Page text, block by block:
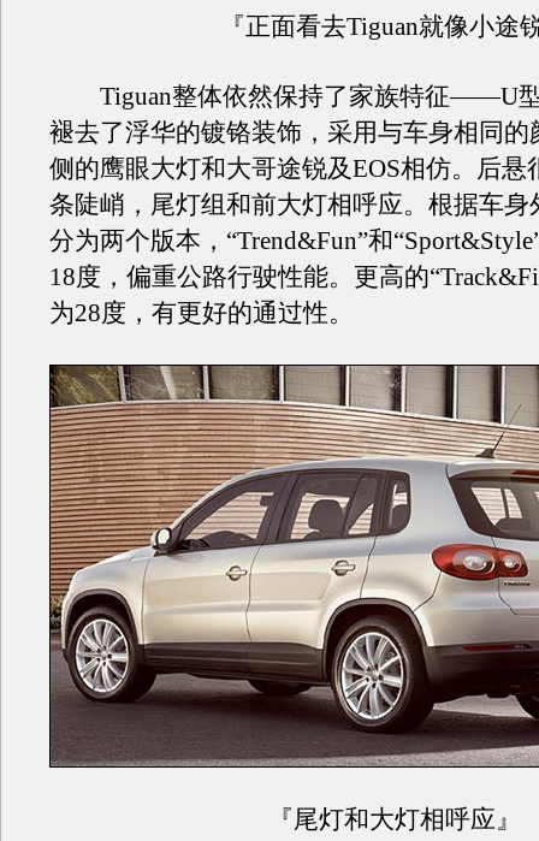
『正面看去Tiguan就像小途
Tiguan整体依然保持了家族特征——U
褪去了浮华的镀铬装饰，采用与车身相同的
侧的鹰眼大灯和大哥途锐及EOS相仿。后悬
条陡峭，尾灯组和前大灯相呼应。根据车身
分为两个版本，“Trend&Fun”和
18度，偏重公路行驶性能。更高的
为28度，有更好的通过性。
『尾灯和大灯相呼应』